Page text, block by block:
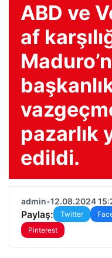
ABD ve
af
pazarlık
edildi.
admin•12.08.2024
Paylaş: Twitter
Pinterest